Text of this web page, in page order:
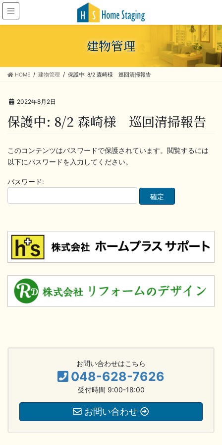
建物管理
HOME 建物管理 保護中: 8/2 森崎様 巡回清掃報告
2022年8月2日
保護中: 8/2 森崎様 巡回清掃報告
このコンテンツはパスワードで保護されています。閲覧するには
以下にパスワードを入力してください。
パスワード:
お問い合わせはこちら
048-628-7626
受付時間 9:00-18:00
お問い合わせ